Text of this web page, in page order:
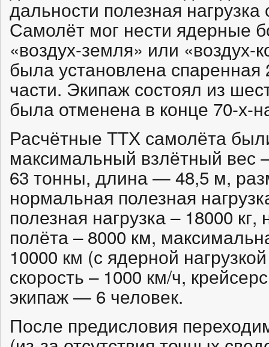
дальности полезная нагрузка
Самолёт мог нести ядерные
«воздух-земля» или
была установлена
части. Экипаж состоял из
была отменена в конце 70-х-
Расчётные ТТХ самолёта
максимальный взлётный вес
63 тонны, длина — 48,5 м,
нормальная полезная
полезная нагрузка – 18000
полёта – 8000 км,
10000 км (с ядерной
скорость – 1000 км/ч,
экипаж — 6 человек.
После предисловия